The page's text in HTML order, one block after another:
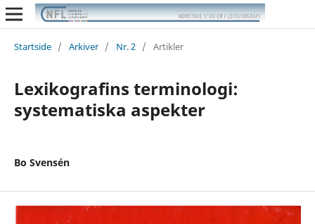
Startside / Arkiver / Nr. 2 / Artikler
Lexikografins terminologi:
systematiska aspekter
Bo Svensén